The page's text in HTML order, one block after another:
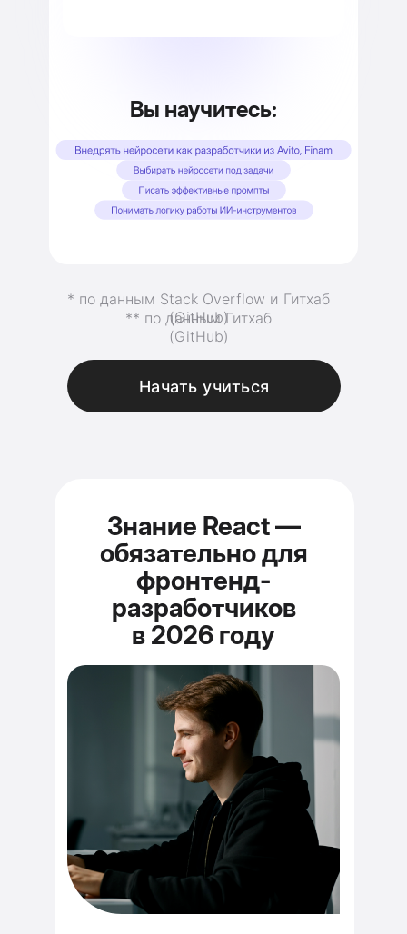
* по данным Stack Overflow и Гитхаб
(GitHub)
** по данным Гитхаб
(GitHub)
Начать учиться
Вы научитесь:
Знание React —
обязательно для
фронтенд-
разработчиков
в 2026 году